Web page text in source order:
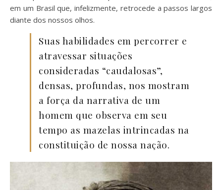
em um Brasil que, infelizmente, retrocede a passos largos
diante dos nossos olhos.
Suas habilidades em percorrer e
atravessar situações
consideradas “caudalosas”,
densas, profundas, nos mostram
a força da narrativa de um
homem que observa em seu
tempo as mazelas intrincadas na
constituição de nossa nação.